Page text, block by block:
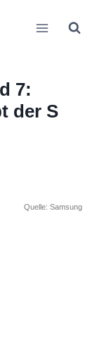
7:
der S
Quelle: Samsung